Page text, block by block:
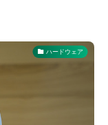
ハードウェア